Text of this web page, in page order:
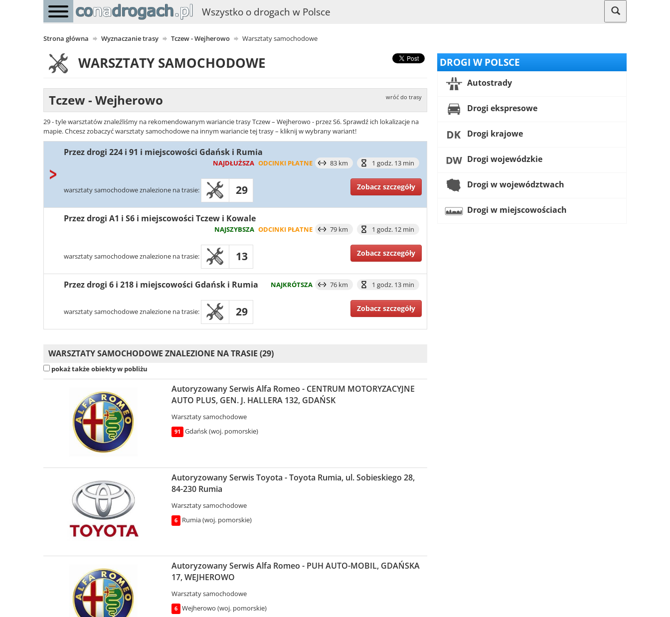
Wszystko o drogach w Polsce
Strona główna Wyznaczanie trasy Tczew - Wejherowo Warsztaty samochodowe
WARSZTATY SAMOCHODOWE
Tczew - Wejherowo wróć do trasy
29 - tyle warsztatów znaleźliśmy na rekomendowanym wariancie trasy Tczew – Wejherowo - przez S6. Sprawdź ich lokalizacje na
mapie. Chcesz zobaczyć warsztaty samochodowe na innym wariancie tej trasy – kliknij w wybrany wariant!
Przez drogi 224 i 91 i miejscowości Gdańsk i Rumia
NAJDŁUŻSZA ODCINKI PŁATNE 83 km 1 godz. 13 min
warsztaty samochodowe znalezione na trasie: 29 Zobacz szczegóły
Przez drogi A1 i S6 i miejscowości Tczew i Kowale
NAJSZYBSZA ODCINKI PŁATNE 79 km 1 godz. 12 min
warsztaty samochodowe znalezione na trasie: 13 Zobacz szczegóły
Przez drogi 6 i 218 i miejscowości Gdańsk i Rumia NAJKRÓTSZA 76 km 1 godz. 13 min
warsztaty samochodowe znalezione na trasie: 29 Zobacz szczegóły
WARSZTATY SAMOCHODOWE ZNALEZIONE NA TRASIE (29)
pokaż także obiekty w pobliżu
Autoryzowany Serwis Alfa Romeo - CENTRUM MOTORYZACYJNE
AUTO PLUS, GEN. J. HALLERA 132, GDAŃSK
Warsztaty samochodowe
91 Gdańsk (woj. pomorskie)
Autoryzowany Serwis Toyota - Toyota Rumia, ul. Sobieskiego 28,
84-230 Rumia
Warsztaty samochodowe
6 Rumia (woj. pomorskie)
Autoryzowany Serwis Alfa Romeo - PUH AUTO-MOBIL, GDAŃSKA
17, WEJHEROWO
Warsztaty samochodowe
6 Wejherowo (woj. pomorskie)
DROGI W POLSCE
Autostrady
Drogi ekspresowe
Drogi krajowe
Drogi wojewódzkie
Drogi w województwach
Drogi w miejscowościach